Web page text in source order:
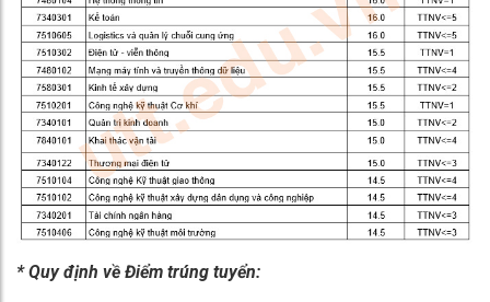
* Quy định về Điểm trúng tuyển: